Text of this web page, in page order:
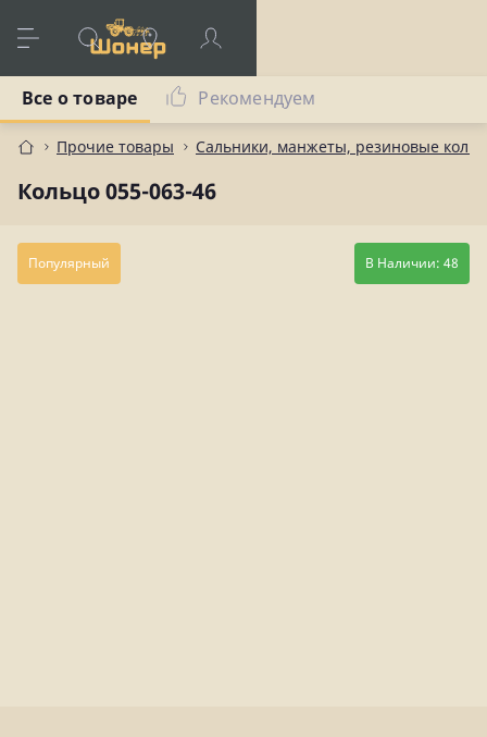
Прочие товары Сальники, манжеты, резиновые
Кольцо 055-063-46
Все о товаре Рекомендуем
Популярный В Наличии: 48